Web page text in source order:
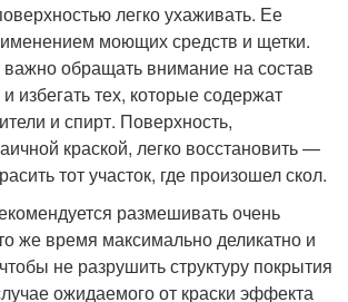
легко ухаживать. Ее
моющих средств и щетки.
обращать внимание на состав
избегать тех, которые содержат
и спирт. Поверхность,
краской, легко восстановить —
тот участок, где произошел скол.
размешивать очень
же время максимально деликатно и
не разрушить структуру покрытия
ожидаемого от краски эффекта